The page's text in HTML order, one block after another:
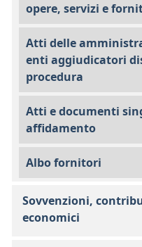
opere, servizi e
Atti delle
enti aggiudicatori
procedura
Atti e documenti
affidamento
Albo fornitori
Sovvenzioni,
economici